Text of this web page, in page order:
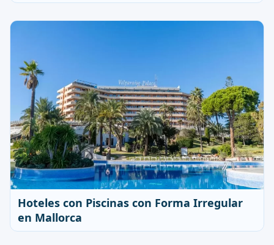
Hoteles con Piscinas con Forma Irregular
en Mallorca